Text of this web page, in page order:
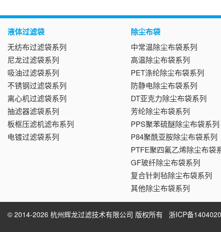
液体过滤袋
无纺布过滤袋系列
尼龙过滤袋系列
吸油过滤袋系列
不锈钢过滤袋系列
离心机过滤袋系列
抽滤器滤袋系列
板框压滤机滤布系列
电镀过滤袋系列
除尘布袋
中常温除尘布袋系列
高温除尘布袋系列
PET涤纶除尘布袋系列
防静电除尘布袋系列
DT亚克力除尘布袋系列
芳纶除尘布袋系列
PPS聚苯硫醚除尘布袋系列
P84聚酰亚胺除尘布袋系列
PTFE聚四氟乙烯除尘布袋
GF玻纤除尘布袋系列
复合针刺毡除尘布袋系列
其他除尘布袋系列
© 2014-2026 杭州辉龙过滤技术有限公司 版权所有 浙ICP备